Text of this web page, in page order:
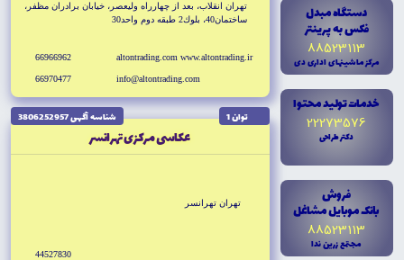
دستگاه مبدل
فکس به پرينتر
88523113
مرکز ماشينهاى ادارى دى
خدمات توليد محتوا
22273576
دکتر طراحى
فروش
بانک موبايل مشاغل
88523113
مجتمع زرين ندا
تهران انقلاب، بعد از چهارراه وليعصر، خيابان برادران مظفر،
ساختمان40، بلوك2 طبقه دوم واحد30
altontrading.com www.altontrading.ir
info@altontrading.com
66966962
66970477
توان 1 شناسه آگهى 3806252957
عكاسى مركزى تهرانسر
تهران تهرانسر
44527830